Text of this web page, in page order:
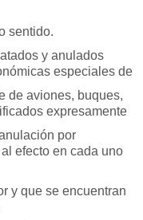
sentido.
y anulados
especiales de
de aviones, buques,
expresamente
por
efecto en cada uno
y que se encuentran